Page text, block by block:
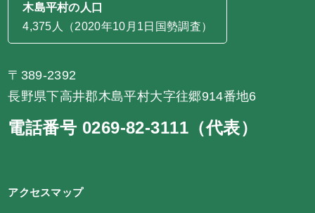
木島平村の人口
4,375人（2020年10月1日国勢調査）
〒389-2392
長野県下高井郡木島平村大字往郷914番地6
電話番号 0269-82-3111（代表）
アクセスマップ